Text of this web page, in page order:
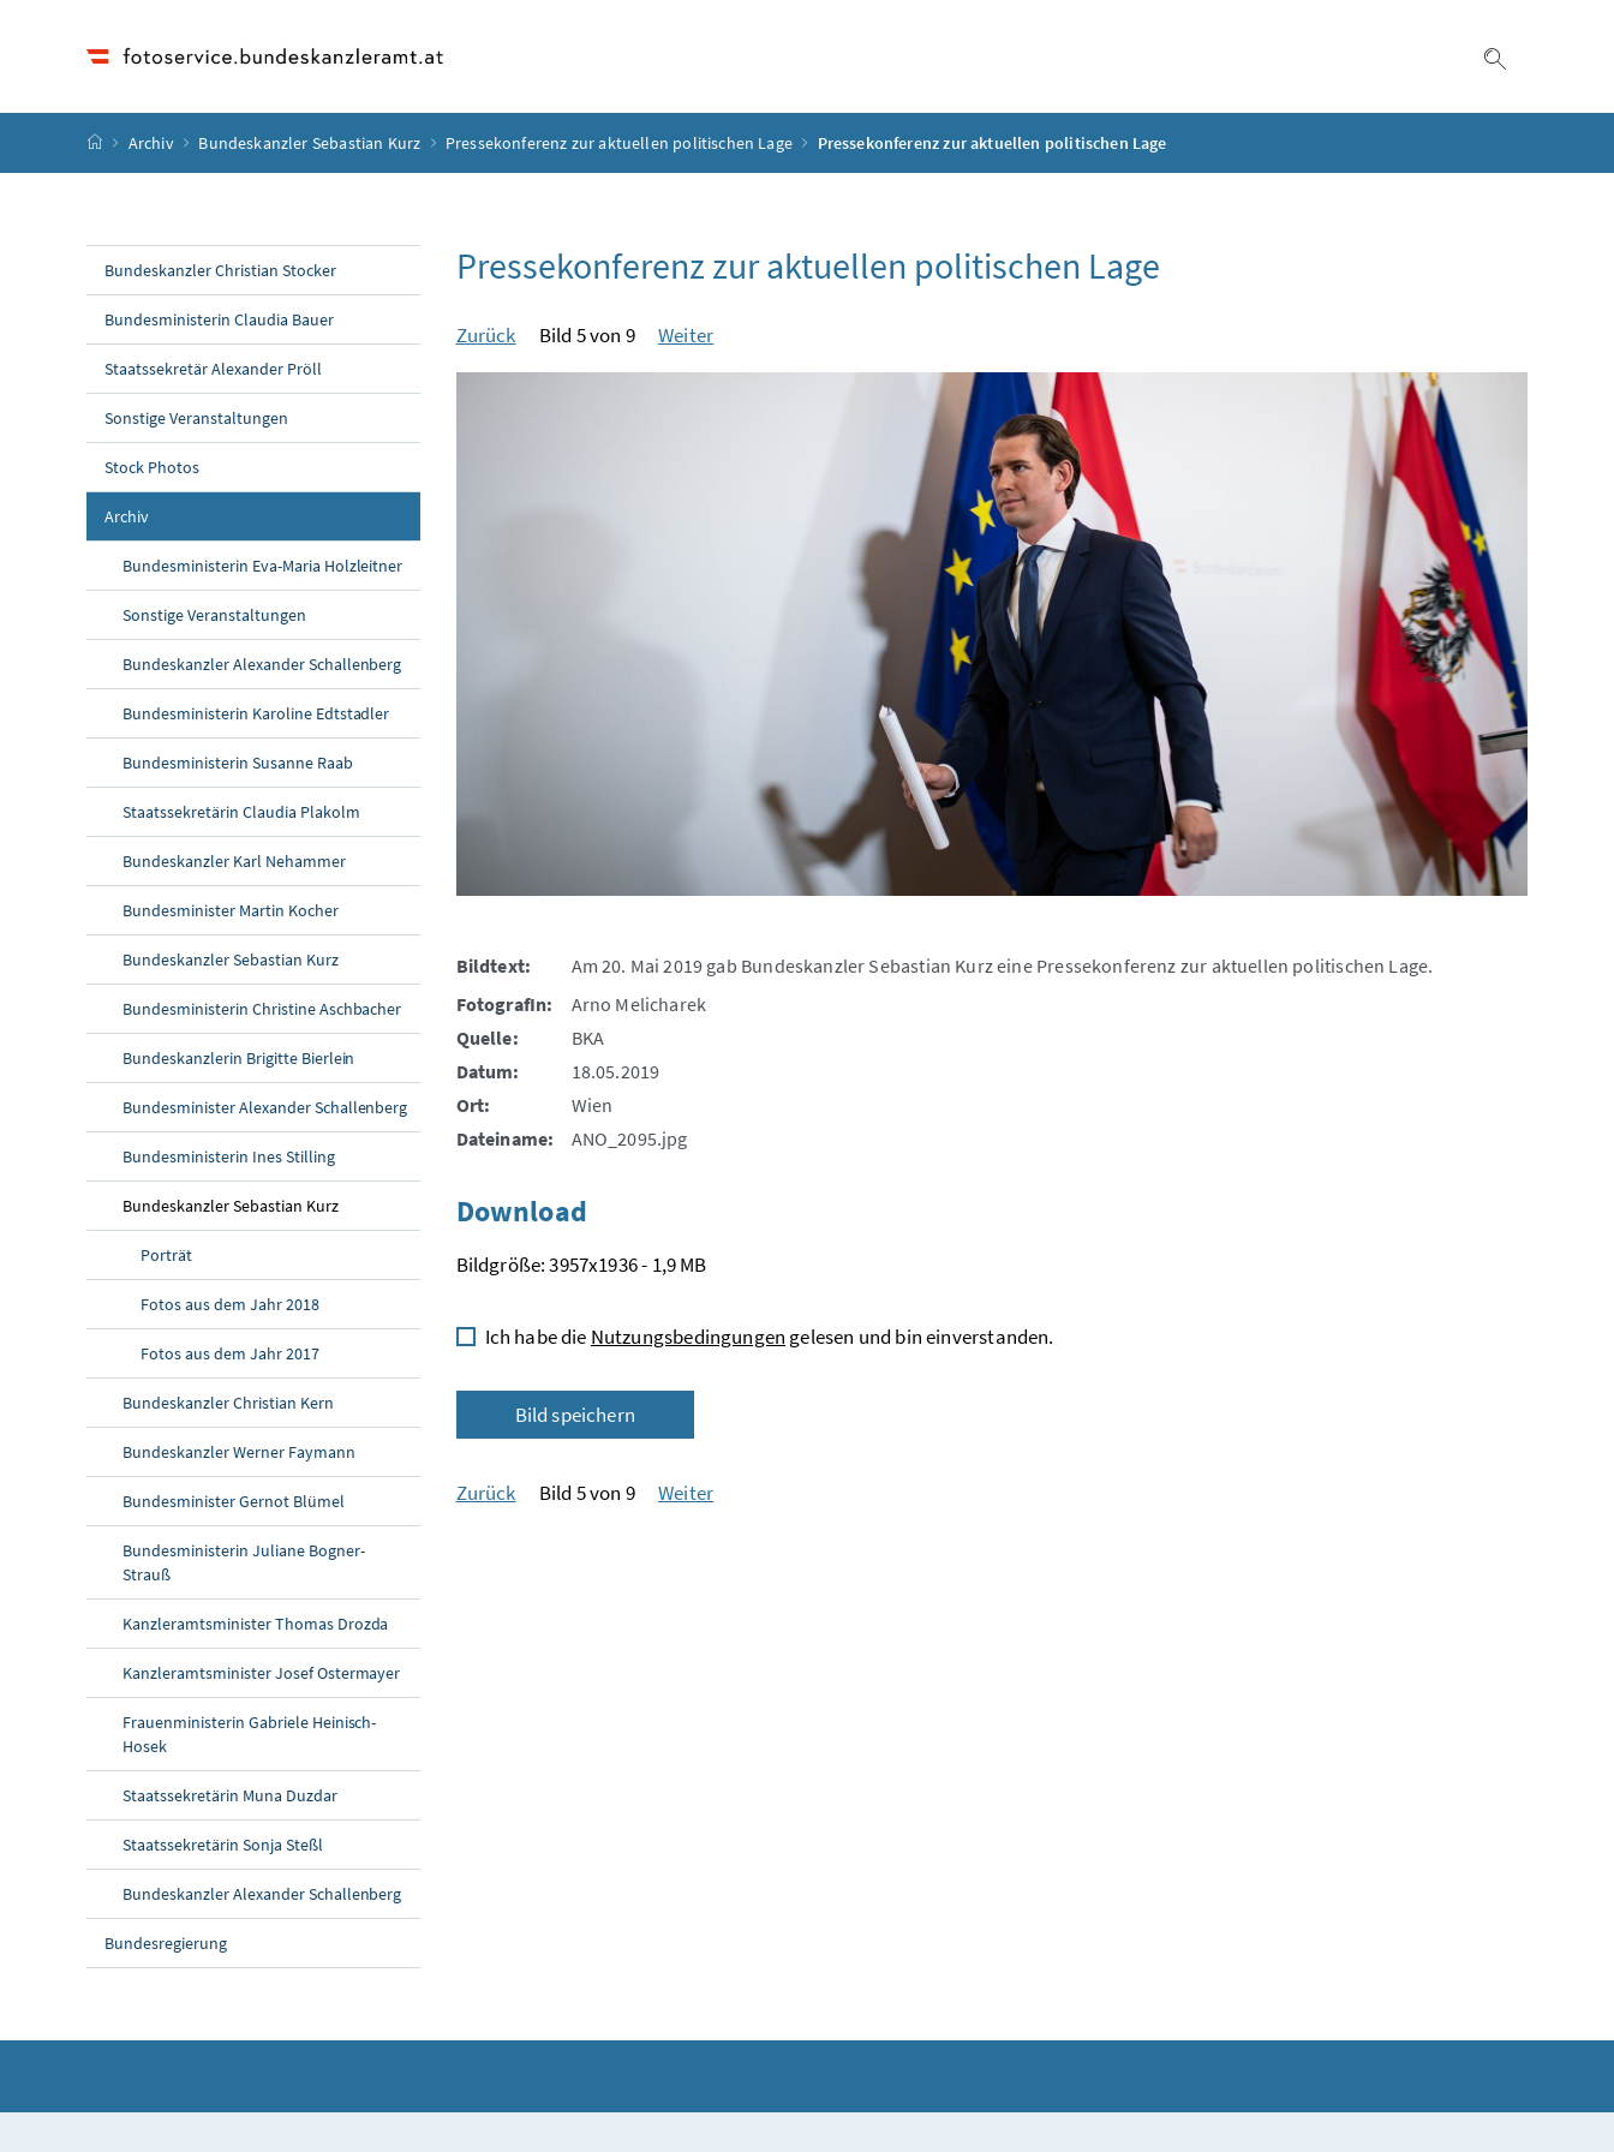
Startseite
Archiv Bundeskanzler Sebastian Kurz Pressekonferenz zur aktuellen politischen Lage Pressekonferenz zur aktuellen politischen Lage
Bundeskanzler Christian Stocker
Bundesministerin Claudia Bauer
Staatssekretär Alexander Pröll
Sonstige Veranstaltungen
Stock Photos
Archiv
Bundesministerin Eva-Maria Holzleitner
Sonstige Veranstaltungen
Bundeskanzler Alexander Schallenberg
Bundesministerin Karoline Edtstadler
Bundesministerin Susanne Raab
Staatssekretärin Claudia Plakolm
Bundeskanzler Karl Nehammer
Bundesminister Martin Kocher
Bundeskanzler Sebastian Kurz
Bundesministerin Christine Aschbacher
Bundeskanzlerin Brigitte Bierlein
Bundesminister Alexander Schallenberg
Bundesministerin Ines Stilling
Bundeskanzler Sebastian Kurz
Porträt
Fotos aus dem Jahr 2018
Fotos aus dem Jahr 2017
Bundeskanzler Christian Kern
Bundeskanzler Werner Faymann
Bundesminister Gernot Blümel
Bundesministerin Juliane Bogner-
Strauß
Kanzleramtsminister Thomas Drozda
Kanzleramtsminister Josef Ostermayer
Frauenministerin Gabriele Heinisch-
Hosek
Staatssekretärin Muna Duzdar
Staatssekretärin Sonja Steßl
Bundeskanzler Alexander Schallenberg
Bundesregierung
Pressekonferenz zur aktuellen politischen Lage
Zurück Bild 5 von 9 Weiter
Bildtext:
Am 20. Mai 2019 gab Bundeskanzler Sebastian Kurz eine Pressekonferenz zur aktuellen politischen Lage.
FotografIn:
Arno Melicharek
Quelle:
BKA
Datum:
18.05.2019
Ort:
Wien
Dateiname:
ANO_2095.jpg
Download
Bildgröße: 3957x1936 - 1,9 MB
Ich habe die Nutzungsbedingungen gelesen und bin einverstanden.
Bild speichern
Zurück Bild 5 von 9 Weiter